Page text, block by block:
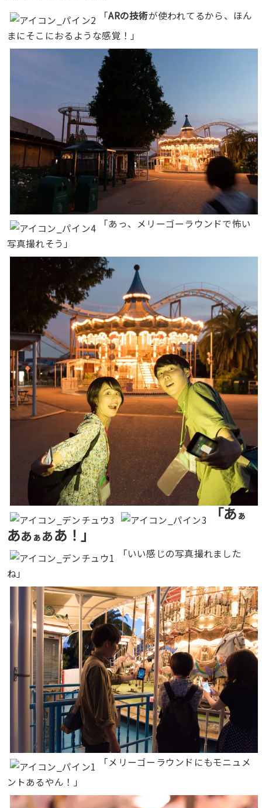
「ARの技術が使われてるから、ほん
まにそこにおるような感覚！」
「あっ、メリーゴーラウンドで怖い
写真撮れそう」
「あぁ
ああぁああ！」
「いい感じの写真撮れました
ね」
「メリーゴーラウンドにもモニュメ
ントあるやん！」